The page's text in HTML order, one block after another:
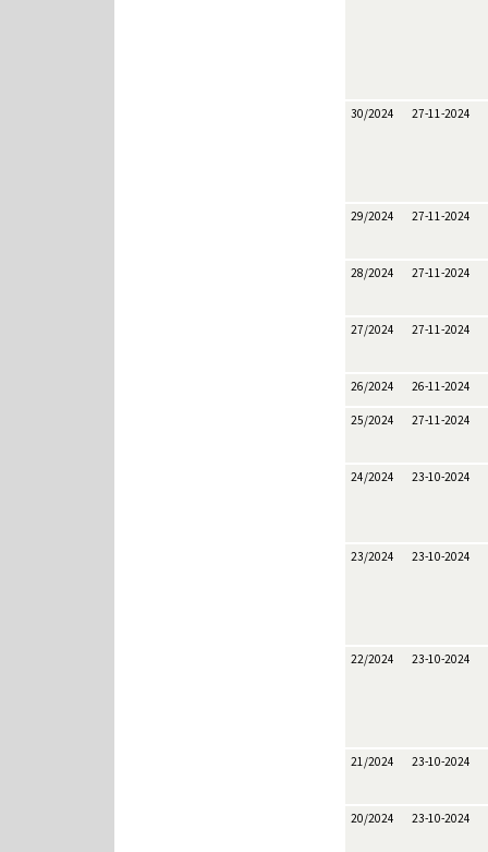
30/2024 27-11-2024
29/2024 27-11-2024
28/2024 27-11-2024
27/2024 27-11-2024
26/2024 26-11-2024
25/2024 27-11-2024
24/2024 23-10-2024
23/2024 23-10-2024
22/2024 23-10-2024
21/2024 23-10-2024
20/2024 23-10-2024